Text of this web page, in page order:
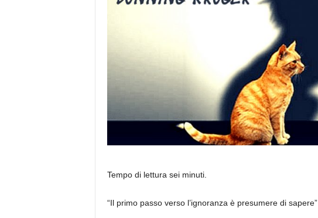
Tempo di lettura sei minuti.
“Il primo passo verso l’ignoranza è presumere di sapere”